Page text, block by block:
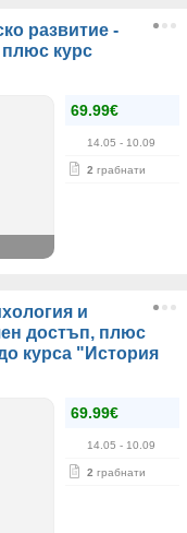
развитие -
плюс курс
69.99€
14.05 - 10.09
2 грабнати
и
достъп, плюс
курса "История
69.99€
14.05 - 10.09
2 грабнати